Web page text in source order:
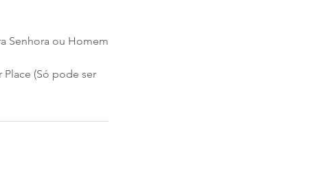
Senhora ou Homem
Place (Só pode ser